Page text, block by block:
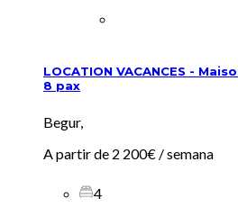
LOCATION VACANCES -
8 pax
Begur,
A partir de 2 200€ / semana
4